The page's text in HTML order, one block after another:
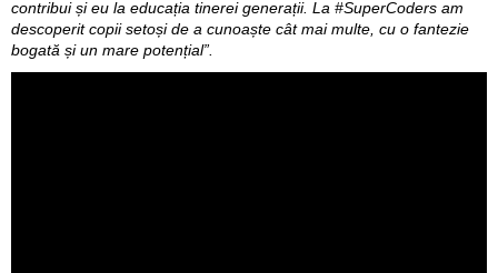
contribui și eu la educația tinerei generații. La #SuperCoders am
descoperit copii setoși de a cunoaște cât mai multe, cu o fantezie
bogată și un mare potențial”.